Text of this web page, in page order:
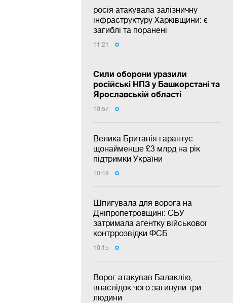
росія атакувала залізничну
інфраструктуру Харківщини: є
загиблі та поранені
11:21
Сили оборони уразили
російські НПЗ у Башкорстані та
Ярославській області
10:57
Велика Британія гарантує
щонайменше £3 млрд на рік
підтримки України
10:48
Шпигувала для ворога на
Дніпропетровщині: СБУ
затримала агентку військової
контррозвідки ФСБ
10:15
Ворог атакував Балаклію,
внаслідок чого загинули три
людини